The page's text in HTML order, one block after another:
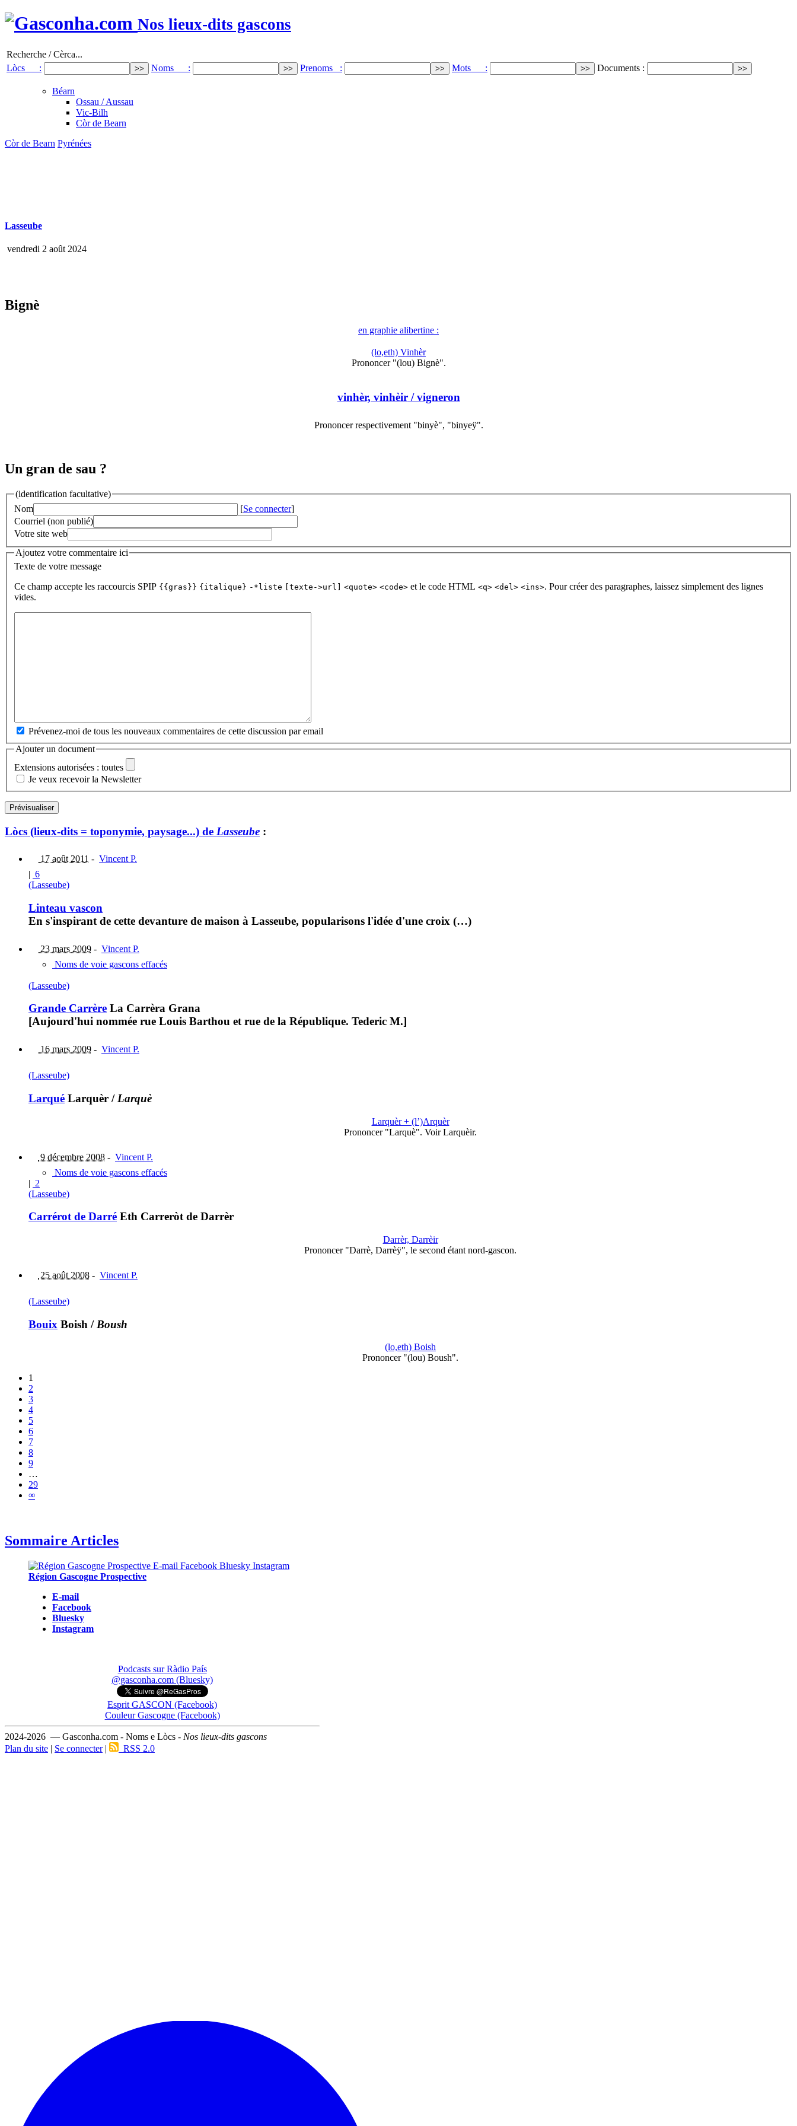
Nos lieux-dits gascons
Recherche / Cèrca...
Lòcs :
Noms : Prenoms : Mots : Documents :
Béarn
Ossau / Aussau
Vic-Bilh
Còr de Bearn
Còr de Bearn Pyrénées
Lasseube
vendredi 2 août 2024
Bignè
en graphie alibertine :
(lo,eth) Vinhèr
Prononcer "(lou) Bignè".
vinhèr, vinhèir/ vigneron
Prononcer respectivement "binyè", "binyeÿ".
Un gran de sau ?
(identification facultative)
Nom
[Se connecter]
Courriel (non publié)
Votre site web
Ajoutez votre commentaire ici
Texte de votre message
Ce champ accepte les raccourcis SPIP {{gras}} {italique} -*liste [texte->url] <quote> <code> et le code HTML <q> <del> <ins>. Pour créer des paragraphes, laissez simplement des lignes
vides.
Prévenez-moi de tous les nouveaux commentaires de cette discussion par email
Ajouter un document
Extensions autorisées : toutes
Je veux recevoir la Newsletter
Lòcs (lieux-dits = toponymie, paysage...) de Lasseube :
17 août 2011 - Vincent P.
| 6
(Lasseube)
Linteau vascon
En s'inspirant de cette devanture de maison à Lasseube, popularisons l'idée d'une croix (…)
23 mars 2009 - Vincent P.
Noms de voie gascons effacés
(Lasseube)
Grande Carrère La Carrèra Grana
[Aujourd'hui nommée rue Louis Barthou et rue de la République. Tederic M.]
16 mars 2009 - Vincent P.
(Lasseube)
Larqué Larquèr / Larquè
Larquèr + (l’)Arquèr
Prononcer "Larquè". Voir Larquèir.
9 décembre 2008 - Vincent P.
Noms de voie gascons effacés
| 2
(Lasseube)
Carrérot de Darré Eth Carreròt de Darrèr
Darrèr, Darrèir
Prononcer "Darrè, Darrèÿ", le second étant nord-gascon.
25 août 2008 - Vincent P.
(Lasseube)
Bouix Boish / Boush
(lo,eth) Boish
Prononcer "(lou) Boush".
1
2
3
4
5
6
7
8
9
…
29
∞
Sommaire Articles
Région Gascogne Prospective
E-mail
Facebook
Bluesky
Instagram
Podcasts sur Ràdio País
@gasconha.com (Bluesky)
Esprit GASCON (Facebook)
Couleur Gascogne (Facebook)
2024-2026 — Gasconha.com - Noms e Lòcs - Nos lieux-dits gascons
Plan du site | Se connecter| RSS 2.0